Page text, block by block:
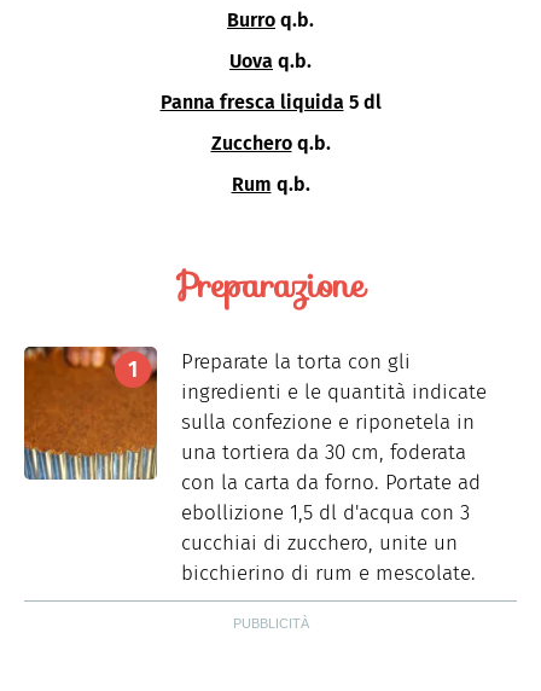
Burro q.b.
Uova q.b.
Panna fresca liquida 5 dl
Zucchero q.b.
Rum q.b.
Preparazione
Preparate la torta con gli
ingredienti e le quantità indicate
sulla confezione e riponetela in
una tortiera da 30 cm, foderata
con la carta da forno. Portate ad
ebollizione 1,5 dl d'acqua con 3
cucchiai di zucchero, unite un
bicchierino di rum e mescolate.